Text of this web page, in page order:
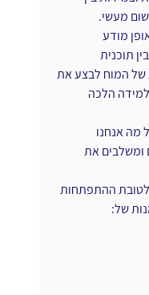
מעשי.
מודע
תוכנית
של המוח לבצע את
הלכה
מה אנחנו
ומשלבים את
לטובת ההתפתחות
של: